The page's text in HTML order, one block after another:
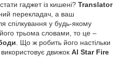
гаджет із кишені? Translator
перекладач, а ваш
спілкування у будь-якому
трьома словами, то це –
. Що ж робить його настільки
движок Al Star Fire